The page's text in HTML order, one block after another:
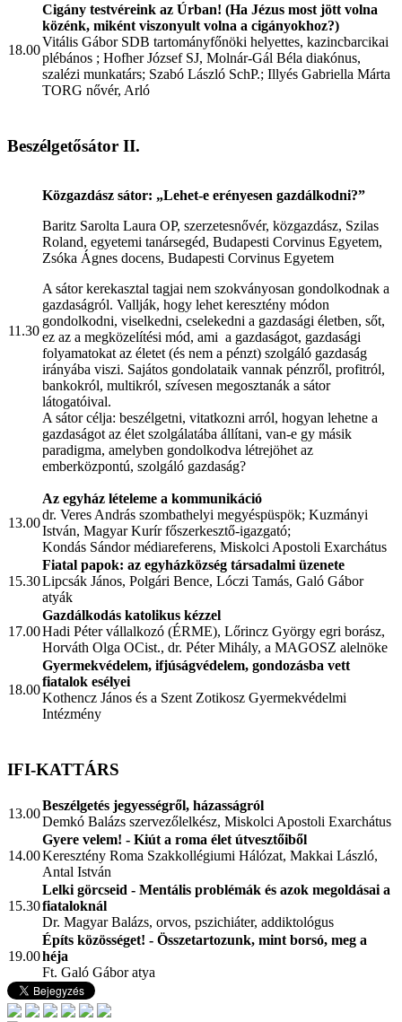
18.00
Cigány testvéreink az Úrban! (Ha Jézus most jött volna
közénk, miként viszonyult volna a cigányokhoz?)
Vitális Gábor SDB tartományfőnöki helyettes, kazincbarcikai
plébános ; Hofher József SJ, Molnár-Gál Béla diakónus,
szalézi munkatárs; Szabó László SchP.; Illyés Gabriella Márta
TORG nővér, Arló
Beszélgetősátor II.
11.30
Közgazdász sátor: „Lehet-e erényesen gazdálkodni?”
Baritz Sarolta Laura OP, szerzetesnővér, közgazdász, Szilas
Roland, egyetemi tanársegéd, Budapesti Corvinus Egyetem,
Zsóka Ágnes docens, Budapesti Corvinus Egyetem
A sátor kerekasztal tagjai nem szokványosan gondolkodnak a
gazdaságról. Vallják, hogy lehet keresztény módon
gondolkodni, viselkedni, cselekedni a gazdasági életben, sőt,
ez az a megközelítési mód, ami a gazdaságot, gazdasági
folyamatokat az életet (és nem a pénzt) szolgáló gazdaság
irányába viszi. Sajátos gondolataik vannak pénzről, profitról,
bankokról, multikról, szívesen megosztanák a sátor
látogatóival.
A sátor célja: beszélgetni, vitatkozni arról, hogyan lehetne a
gazdaságot az élet szolgálatába állítani, van-e gy másik
paradigma, amelyben gondolkodva létrejöhet az
emberközpontú, szolgáló gazdaság?
13.00
Az egyház lételeme a kommunikáció
dr. Veres András szombathelyi megyéspüspök; Kuzmányi
István, Magyar Kurír főszerkesztő-igazgató;
Kondás Sándormédiareferens, Miskolci Apostoli Exarchátus
15.30
Fiatal papok: az egyházközség társadalmi üzenete
Lipcsák János, Polgári Bence, Lóczi Tamás, Galó Gábor
atyák
17.00
Gazdálkodás katolikus kézzel
Hadi Péter vállalkozó (ÉRME), Lőrincz György egri borász,
Horváth Olga OCist., dr. Péter Mihály, a MAGOSZ alelnöke
18.00
Gyermekvédelem, ifjúságvédelem, gondozásba vett
fiatalok esélyei
Kothencz János és a Szent Zotikosz Gyermekvédelmi
Intézmény
IFI-KATTÁRS
13.00
Beszélgetés jegyességről, házasságról
Demkó Balázs szervezőlelkész, Miskolci Apostoli Exarchátus
14.00
Gyere velem! - Kiút a roma élet útvesztőiből
Keresztény Roma Szakkollégiumi Hálózat, Makkai László,
Antal István
15.30
Lelki görcseid - Mentális problémák és azok megoldásai a
fiataloknál
Dr. Magyar Balázs, orvos, pszichiáter, addiktológus
19.00
Építs közösséget! - Összetartozunk, mint borsó, meg a
héja
Ft. Galó Gábor atya